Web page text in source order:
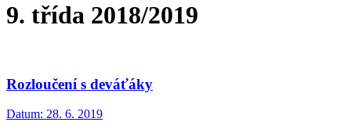
9. třída 2018/2019
Rozloučení s deváťáky
Datum: 28. 6. 2019